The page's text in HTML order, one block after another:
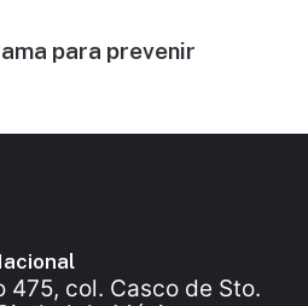
para prevenir
475, col. Casco de Sto.